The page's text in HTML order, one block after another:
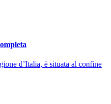
d’Italia, è situata al confine